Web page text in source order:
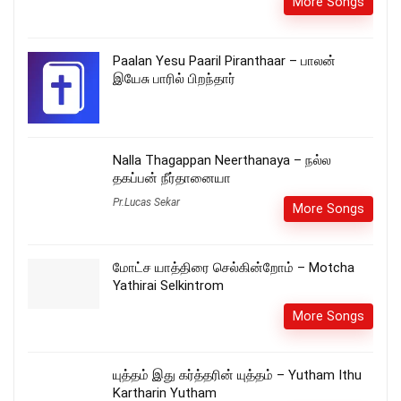
Paalan Yesu Paaril Piranthaar – பாலன்
இயேசு பாரில் பிறந்தார்
Nalla Thagappan Neerthanaya – நல்ல
தகப்பன் நீர்தானையா
Pr.Lucas Sekar More Songs
மோட்ச யாத்திரை செல்கின்றோம் – Motcha
Yathirai Selkintrom
More Songs
யுத்தம் இது கர்த்தரின் யுத்தம் – Yutham Ithu
Kartharin Yutham